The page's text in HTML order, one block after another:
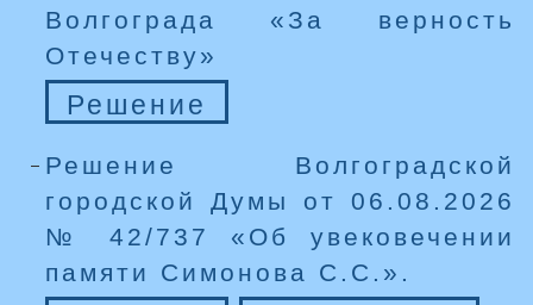
Волгограда «За верность
Отечеству»
Решение
Решение Волгоградской
городской Думы от 06.08.2026
№ 42/737 «Об увековечении
памяти Симонова С.С.».